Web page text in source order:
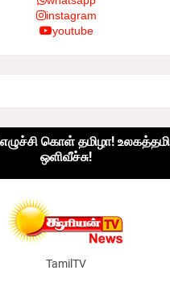
instagram
youtube
எழுச்சி கொள் தமிழா!
ஒளிவீச்சு!
TamilTV